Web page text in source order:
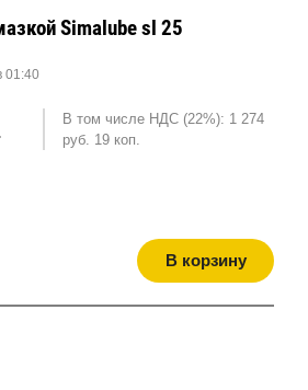
Simalube sl 25
01:40
В том числе НДС (22%): 1 274
руб. 19 коп.
В корзину